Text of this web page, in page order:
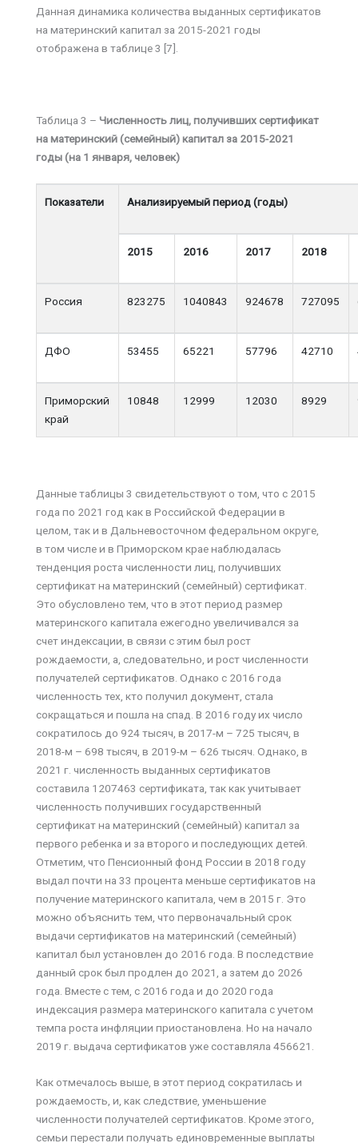
Данная динамика количества выданных сертификатов
на материнский капитал за 2015-2021 годы
отображена в таблице 3 [7].
Таблица 3 – Численность лиц, получивших сертификат
на материнский (семейный) капитал за 2015-2021
годы (на 1 января, человек)
Показатели Анализируемый период (годы)
2015 2016 2017 2018
Россия 823275 1040843 924678 727095
ДФО 53455 65221 57796 42710
Приморский
край
10848 12999 12030 8929
Данные таблицы 3 свидетельствуют о том, что с 2015
года по 2021 год как в Российской Федерации в
целом, так и в Дальневосточном федеральном округе,
в том числе и в Приморском крае наблюдалась
тенденция роста численности лиц, получивших
сертификат на материнский (семейный) сертификат.
Это обусловлено тем, что в этот период размер
материнского капитала ежегодно увеличивался за
счет индексации, в связи с этим был рост
рождаемости, а, следовательно, и рост численности
получателей сертификатов. Однако с 2016 года
численность тех, кто получил документ, стала
сокращаться и пошла на спад. В 2016 году их число
сократилось до 924 тысяч, в 2017-м – 725 тысяч, в
2018-м – 698 тысяч, в 2019-м – 626 тысяч. Однако, в
2021 г. численность выданных сертификатов
составила 1207463 сертификата, так как учитывает
численность получивших государственный
сертификат на материнский (семейный) капитал за
первого ребенка и за второго и последующих детей.
Отметим, что Пенсионный фонд России в 2018 году
выдал почти на 33 процента меньше сертификатов на
получение материнского капитала, чем в 2015 г. Это
можно объяснить тем, что первоначальный срок
выдачи сертификатов на материнский (семейный)
капитал был установлен до 2016 года. В последствие
данный срок был продлен до 2021, а затем до 2026
года. Вместе с тем, с 2016 года и до 2020 года
индексация размера материнского капитала с учетом
темпа роста инфляции приостановлена. Но на начало
2019 г. выдача сертификатов уже составляла 456621.
Как отмечалось выше, в этот период сократилась и
рождаемость, и, как следствие, уменьшение
численности получателей сертификатов. Кроме этого,
семьи перестали получать единовременные выплаты